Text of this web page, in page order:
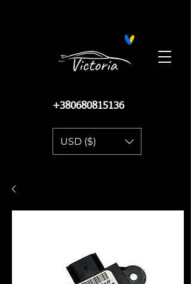
+380680815136
USD ($)